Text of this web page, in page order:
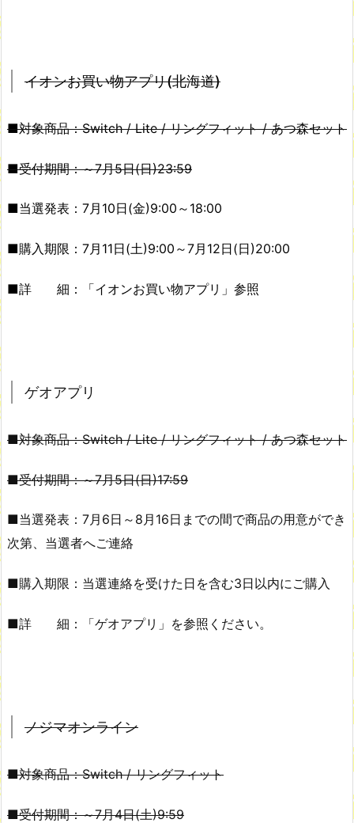
イオンお買い物アプリ(北海道)
■対象商品：Switch / Lite / リングフィット / あつ森セット
■受付期間：～7月5日(日)23:59
■当選発表：7月10日(金)9:00～18:00
■購入期限：7月11日(土)9:00～7月12日(日)20:00
■詳 細：「イオンお買い物アプリ」参照
ゲオアプリ
■対象商品：Switch / Lite / リングフィット / あつ森セット
■受付期間：～7月5日(日)17:59
■当選発表：7月6日～8月16日までの間で商品の用意ができ
次第、当選者へご連絡
■購入期限：当選連絡を受けた日を含む3日以内にご購入
■詳 細：「ゲオアプリ」を参照ください。
ノジマオンライン
■対象商品：Switch / リングフィット
■受付期間：～7月4日(土)9:59